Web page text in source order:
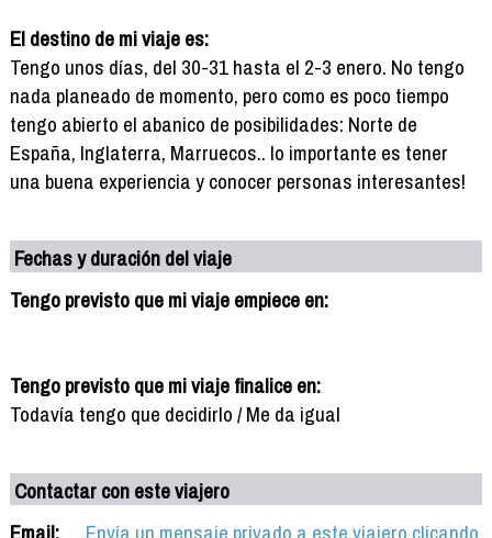
El destino de mi viaje es:
Tengo unos días, del 30-31 hasta el 2-3 enero. No tengo
nada planeado de momento, pero como es poco tiempo
tengo abierto el abanico de posibilidades: Norte de
España, Inglaterra, Marruecos.. lo importante es tener
una buena experiencia y conocer personas interesantes!
Fechas y duración del viaje
Tengo previsto que mi viaje empiece en:
Tengo previsto que mi viaje finalice en:
Todavía tengo que decidirlo / Me da igual
Contactar con este viajero
Email:
Envía un mensaje privado a este viajero clicando